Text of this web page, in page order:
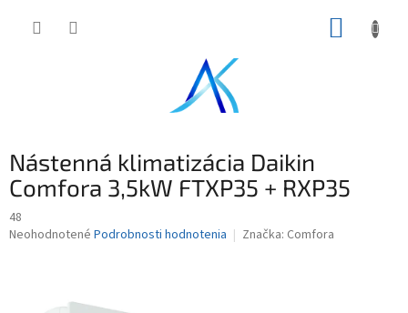
Nástenná klimatizácia Daikin
Comfora 3,5kW FTXP35 + RXP35
48
Priemerné
Neohodnotené Podrobnosti hodnotenia Značka: Comfora